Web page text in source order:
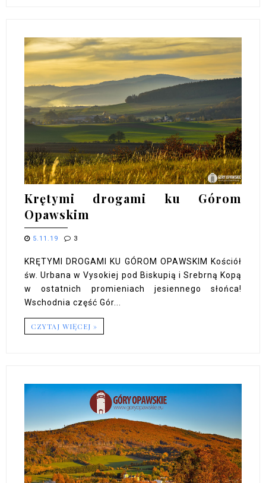
Krętymi drogami ku Górom
Opawskim
5.11.19 3
KRĘTYMI DROGAMI KU GÓROM OPAWSKIM Kościół
św. Urbana w Vysokiej pod Biskupią i Srebrną Kopą
w ostatnich promieniach jesiennego słońca!
Wschodnia część Gór...
CZYTAJ WIĘCEJ »